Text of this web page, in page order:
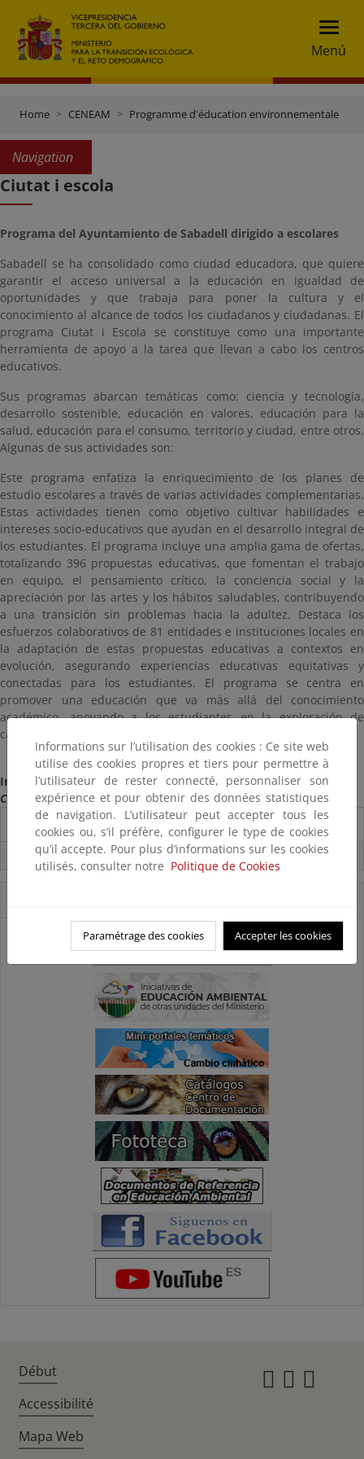
Menú
Home CENEAM Programme d'éducation environnementale
Navigation
Ciutat i escola
Programa del Ayuntamiento de Sabadell dirigido a escolares
Sabadell se ha consolidado como ciudad educadora, que quiere
garantir el acceso universal a la educación en igualdad de
oportunidades y que trabaja para poner la cultura y el
conocimiento al alcance de todos los ciudadanos y ciudadanas. El
programa Ciutat i Escola se constituye como una importante
herramienta de apoyo a la tarea que llevan a cabo los centros
educativos.
Sus programas abarcan temáticas como: ciencia y tecnología,
desarrollo sostenible, educación en valores, educación para la
salud, educación para el consumo, territorio y ciudad, entre otros.
Algunas de sus actividades son:
Este programa enfatiza la enriquecimiento de los planes de
estudio escolares a través de varias actividades complementarias.
Estas actividades tienen como objetivo cultivar habilidades e
intereses socio-educativos que ayudan en el desarrollo integral de
los estudiantes. El programa incluye una amplia gama de ofertas,
totalizando 396 propuestas educativas, que fomentan el trabajo
en equipo, el pensamiento crítico, la conciencia social y la
apreciación por las artes y los hábitos saludables, contribuyendo
a una transición sin problemas hacia la adultez. Destaca los
esfuerzos colaborativos de 81 entidades e instituciones locales en
la adaptación de estas propuestas educativas a contextos en
evolución, asegurando experiencias educativas equitativas y
conectadas para los estudiantes. El programa se centra en
promover una educación que va más allá del conocimiento
académico, apoyando a los estudiantes en la exploración de
caminos de crecimiento profesional y personal.
Información:Acceso a la página web del programa
Consultado en julio de 2025
Destacados
Suscríbete a la Carpeta Informativa del Ceneam
Informations sur l’utilisation des cookies : Ce site web
utilise des cookies propres et tiers pour permettre à
l’utilisateur de rester connecté, personnaliser son
expérience et pour obtenir des données statistiques
de navigation. L’utilisateur peut accepter tous les
cookies ou, s’il préfère, configurer le type de cookies
qu’il accepte. Pour plus d’informations sur les cookies
utilisés, consulter notre Politique de Cookies
Paramétrage des cookies Accepter les cookies
Début
Accessibilité
Mapa Web